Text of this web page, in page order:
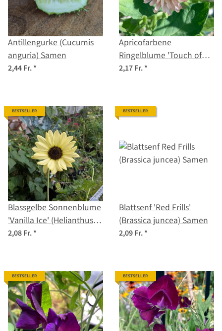
Antillengurke (Cucumis
anguria) Samen
2,44 Fr.*
Apricofarbene
Ringelblume 'Touch of
Red Buff' (Calendula
2,17 Fr.*
BESTSELLER
Blassgelbe Sonnenblume
'Vanilla Ice' (Helianthus
debilis) Samen
2,08 Fr.*
BESTSELLER
Blattsenf 'Red Frills'
(Brassica juncea) Samen
2,09 Fr.*
BESTSELLER BESTSELLER